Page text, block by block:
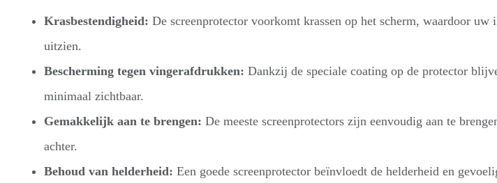
Krasbestendigheid: De screenprotector voorkomt krassen op het scherm, waardoor
uitzien.
Bescherming tegen vingerafdrukken: Dankzij de speciale coating op de protector
minimaal zichtbaar.
Gemakkelijk aan te brengen: De meeste screenprotectors zijn eenvoudig aan te
achter.
Behoud van helderheid: Een goede screenprotector beïnvloedt de helderheid en